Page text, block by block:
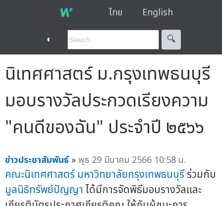
ไทย English
◐ 🔍︎
นิเทศศาสตร์ ม.กรุงเทพธนบุรี
มอบรางวัลประกวดเรียงความ
"คนดีของฉัน" ประจำปี ๒๕๖๖
ข่าวประชาสัมพันธ์ »พุธ 29 มีนาคม 2566 10:58 น.
คณะนิเทศศาสตร์ มหาวิทยาลัยกรุงเทพธนบุรีร่วมกับ
มูลนิธิทรัพย์ปัญญาได้มีการจัดพิธีมอบรางวัลและ